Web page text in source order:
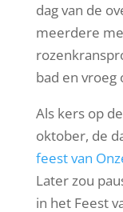
dag van de
meerdere
bad en vroeg
Als kers op
oktober, de
feest van
Later zou
in het Feest